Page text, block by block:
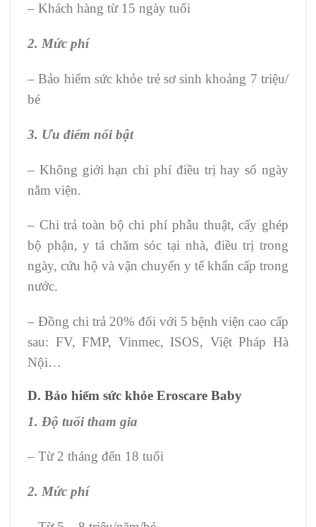
– Khách hàng từ 15 ngày tuổi
2. Mức phí
– Bảo hiểm sức khỏe trẻ sơ sinh khoảng 7 triệu/
bé
3. Ưu điểm nổi bật
– Không giới hạn chi phí điều trị hay số ngày
nằm viện.
– Chi trả toàn bộ chi phí phẫu thuật, cấy ghép
bộ phận, y tá chăm sóc tại nhà, điều trị trong
ngày, cứu hộ và vận chuyển y tế khẩn cấp trong
nước.
– Đồng chi trả 20% đối với 5 bệnh viện cao cấp
sau: FV, FMP, Vinmec, ISOS, Việt Pháp Hà
Nội…
D. Bảo hiểm sức khỏe Eroscare Baby
1. Độ tuổi tham gia
– Từ 2 tháng đến 18 tuổi
2. Mức phí